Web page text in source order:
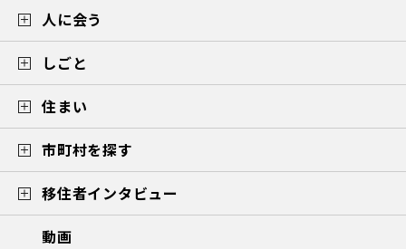
人に会う
しごと
住まい
市町村を探す
移住者インタビュー
動画